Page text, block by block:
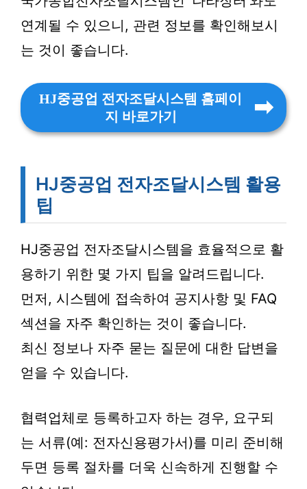
연계될 수 있으니, 관련 정보를 확인해보시
는 것이 좋습니다.
HJ중공업 전자조달시스템 홈페이
지 바로가기
HJ중공업 전자조달시스템 활용
팁
HJ중공업 전자조달시스템을 효율적으로 활
용하기 위한 몇 가지 팁을 알려드립니다.
먼저, 시스템에 접속하여 공지사항 및 FAQ
섹션을 자주 확인하는 것이 좋습니다.
최신 정보나 자주 묻는 질문에 대한 답변을
얻을 수 있습니다.
협력업체로 등록하고자 하는 경우, 요구되
는 서류(예: 전자신용평가서)를 미리 준비해
두면 등록 절차를 더욱 신속하게 진행할 수